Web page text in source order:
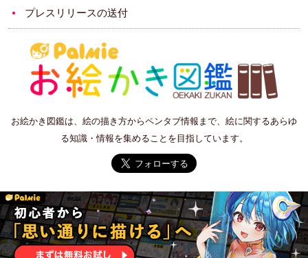
プレスリリースの送付
お絵かき図鑑は、絵の描き方からペンタブ情報まで、絵に関するあらゆ
る知識・情報を集めることを目指しています。